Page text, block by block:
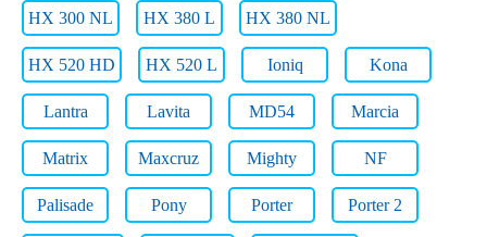
HX 300 NL HX 380 L HX 380 NL
HX 520 HD HX 520 L Ioniq Kona
Lantra Lavita MD54 Marcia
Matrix Maxcruz Mighty NF
Palisade Pony Porter Porter 2